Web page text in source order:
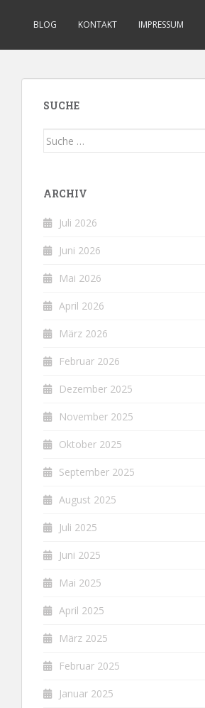
BLOG KONTAKT IMPRESSUM
SUCHE
Suche
ARCHIV
Juli 2026
Juni 2026
Mai 2026
April 2026
März 2026
Februar 2026
Dezember 2025
November 2025
Oktober 2025
September 2025
August 2025
Juli 2025
Juni 2025
Mai 2025
April 2025
März 2025
Februar 2025
Januar 2025